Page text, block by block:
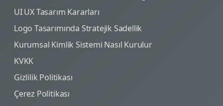
UI UX Tasarım Kararları
Logo Tasarımında Stratejik Sadellik
Kurumsal Kimlik Sistemi Nasıl Kurulur
KVKK
Gizlilik Politikası
Çerez Politikası